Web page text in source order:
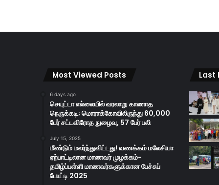
Most Viewed Posts
6 days ago
செயுட்டா எல்லையில் வரலாறு காணாத
நெருக்கடி; மொராக்கோவிலிருந்து 60,000
பேர் சட்டவிரோத நுழைவு, 57 பேர் பலி
July 15, 2025
மீண்டும் மலர்ந்துவிட்டது! வணக்கம் மலேசியா
ஏற்பாட்டிலான மாணவர் முழக்கம்-
தமிழ்ப்பள்ளி மாணவர்களுக்கான பேச்சுப்
போட்டி 2025
Last